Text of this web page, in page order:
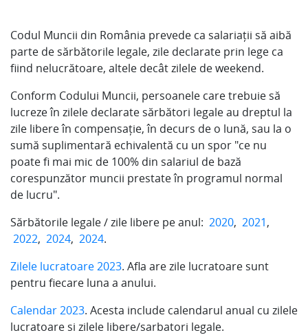
Codul Muncii din România prevede ca salariații să aibă
parte de sărbătorile legale, zile declarate prin lege ca
fiind nelucrătoare, altele decât zilele de weekend.
Conform Codului Muncii, persoanele care trebuie să
lucreze în zilele declarate sărbători legale au dreptul la
zile libere în compensație, în decurs de o lună, sau la o
sumă suplimentară echivalentă cu un spor "ce nu
poate fi mai mic de 100% din salariul de bază
corespunzător muncii prestate în programul normal
de lucru".
Sărbătorile legale / zile libere pe anul: 2020, 2021,
2022, 2024, 2024.
Zilele lucratoare 2023. Afla are zile lucratoare sunt
pentru fiecare luna a anului.
Calendar 2023. Acesta include calendarul anual cu zilele
lucratoare si zilele libere/sarbatori legale.